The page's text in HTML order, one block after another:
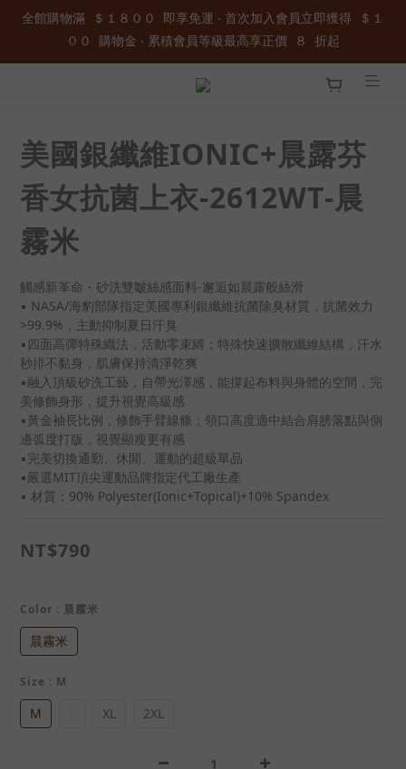
全館購物滿  ＄１８００  即享免運 ‧ 首次加入會員立即獲得  ＄１
００  購物金 ‧ 累積會員等級最高享正價  ８  折起
加入官方LINE ID : @wau4368o 享額外秘密折扣
全館購物滿  ＄１８００  即享免運 ‧ 首次加入會員立即獲得  ＄１
美國銀纖維IONIC+晨露芬
香女抗菌上衣-2612WT-晨
霧米
觸感新革命・砂洗雙皺絲感面料-邂逅如晨露般絲滑
▪ NASA/海豹部隊指定美國專利銀纖維抗菌除臭材質，抗菌效力
>99.9%，主動抑制夏日汗臭
▪四面高彈特殊織法，活動零束縛；特殊快速擴散纖維結構，汗水
秒排不黏身，肌膚保持清淨乾爽
▪融入頂級砂洗工藝，自帶光澤感，能撐起布料與身體的空間，完
美修飾身形，提升視覺高級感
▪黃金袖長比例，修飾手臂線條；領口高度適中結合肩膀落點與側
邊弧度打版，視覺顯瘦更有感
▪完美切換通勤、休閒、運動的超級單品
▪嚴選MIT頂尖運動品牌指定代工廠生產
▪ 材質：90% Polyester(Ionic+Topical)+10% Spandex
NT$790
Color : 晨霧米
晨霧米
Size : M
M XL 2XL